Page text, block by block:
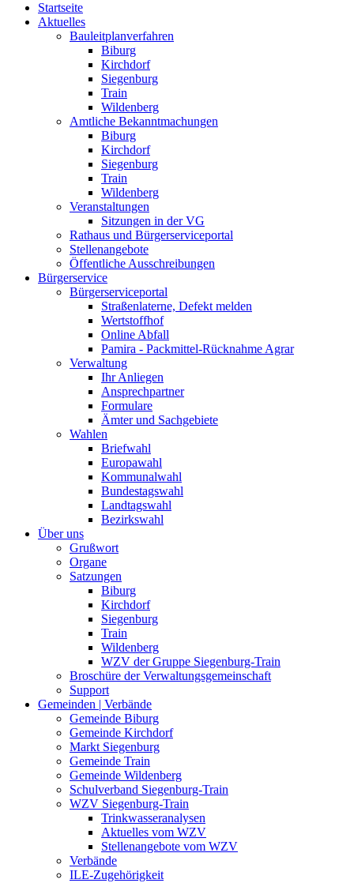
Startseite
Aktuelles
Bauleitplanverfahren
Biburg
Kirchdorf
Siegenburg
Train
Wildenberg
Amtliche Bekanntmachungen
Biburg
Kirchdorf
Siegenburg
Train
Wildenberg
Veranstaltungen
Sitzungen in der VG
Rathaus und Bürgerserviceportal
Stellenangebote
Öffentliche Ausschreibungen
Bürgerservice
Bürgerserviceportal
Straßenlaterne, Defekt melden
Wertstoffhof
Online Abfall
Pamira - Packmittel-Rücknahme Agrar
Verwaltung
Ihr Anliegen
Ansprechpartner
Formulare
Ämter und Sachgebiete
Wahlen
Briefwahl
Europawahl
Kommunalwahl
Bundestagswahl
Landtagswahl
Bezirkswahl
Über uns
Grußwort
Organe
Satzungen
Biburg
Kirchdorf
Siegenburg
Train
Wildenberg
WZV der Gruppe Siegenburg-Train
Broschüre der Verwaltungsgemeinschaft
Support
Gemeinden | Verbände
Gemeinde Biburg
Gemeinde Kirchdorf
Markt Siegenburg
Gemeinde Train
Gemeinde Wildenberg
Schulverband Siegenburg-Train
WZV Siegenburg-Train
Trinkwasseranalysen
Aktuelles vom WZV
Stellenangebote vom WZV
Verbände
ILE-Zugehörigkeit